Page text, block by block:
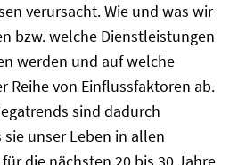
verursacht. Wie und was wir
bzw. welche Dienstleistungen
werden und auf welche
Reihe von Einflussfaktoren ab.
sind dadurch
unser Leben in allen